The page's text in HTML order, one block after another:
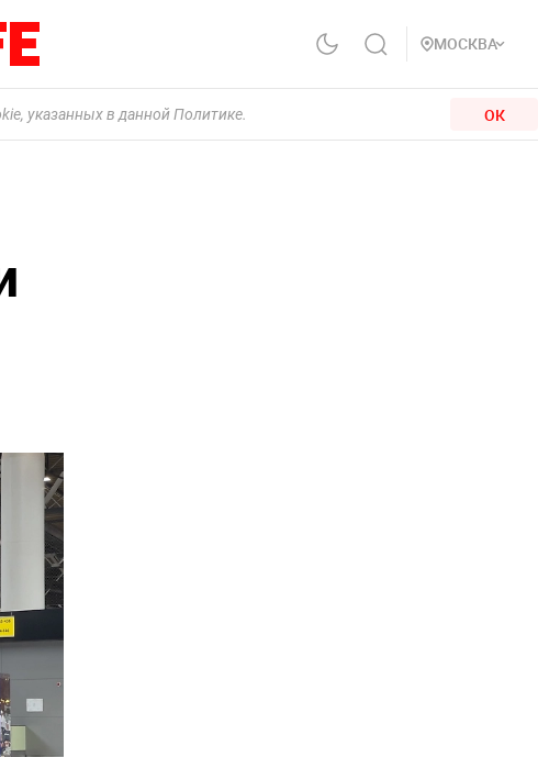
МОСКВА
указанных в данной Политике. ОК